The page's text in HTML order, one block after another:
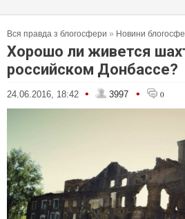
Вся правда з блогосфери » Новини
Хорошо ли живется
российском Донбассе?
24.06.2016, 18:42 • 3997 • 0